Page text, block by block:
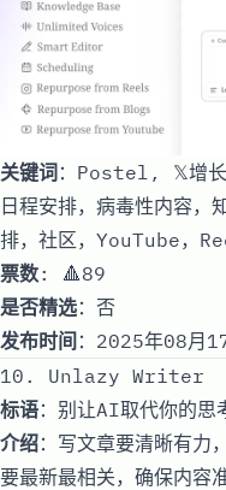
关键词：Postel, 𝕏增长
日程安排，病毒性内容，
排，社区，YouTube，
票数: 🔺89
是否精选：否
发布时间 ：2025年08月
10. Unlazy Writer
标语：别让AI取代你的思
介绍：写文章要清晰有力
要最新最相关，确保内容